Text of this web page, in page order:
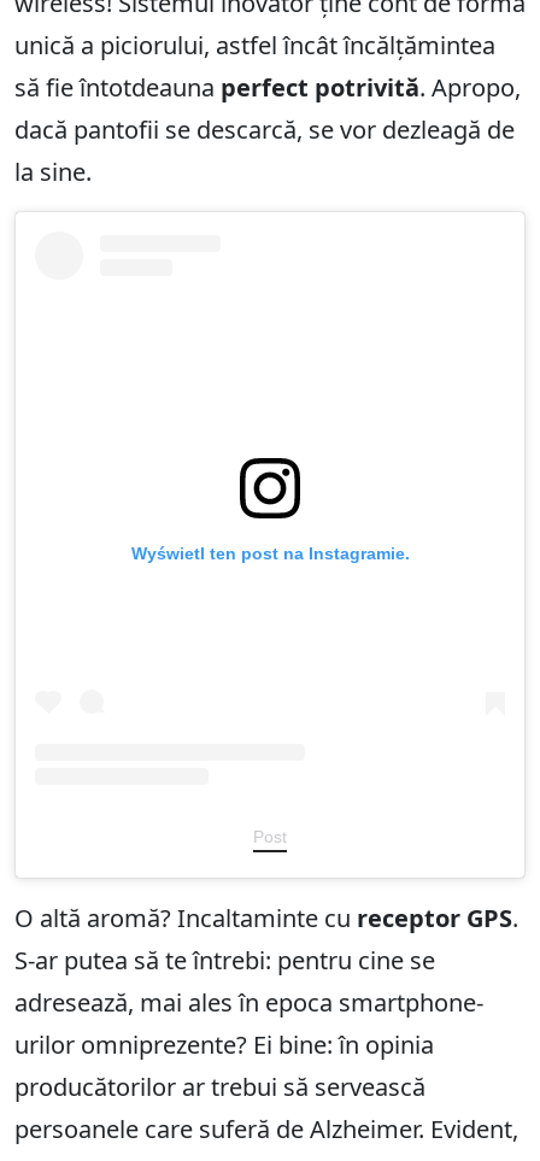
unică a piciorului, astfel încât încălțămintea
să fie întotdeauna perfect potrivită. Apropo,
dacă pantofii se descarcă, se vor dezleagă de
la sine.
Wyświetl ten post na Instagramie.
Post
O altă aromă? Incaltaminte cu receptor GPS.
S-ar putea să te întrebi: pentru cine se
adresează, mai ales în epoca smartphone-
urilor omniprezente? Ei bine: în opinia
producătorilor ar trebui să servească
persoanele care suferă de Alzheimer. Evident,